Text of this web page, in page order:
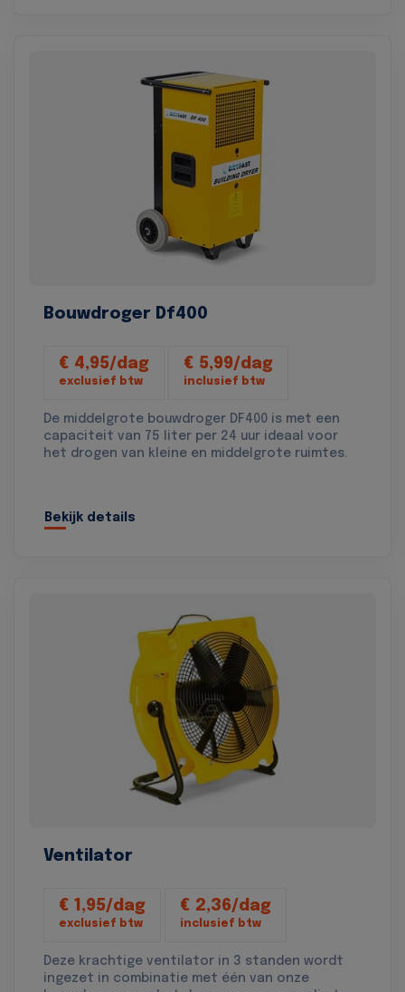
Bouwdroger Df400
€ 4,95/dag
exclusief btw
€ 5,99/dag
inclusief btw
De middelgrote bouwdroger DF400 is met een
capaciteit van 75 liter per 24 uur ideaal voor
het drogen van kleine en middelgrote ruimtes.
Bekijk details
Ventilator
€ 1,95/dag
exclusief btw
€ 2,36/dag
inclusief btw
Deze krachtige ventilator in 3 standen wordt
ingezet in combinatie met één van onze